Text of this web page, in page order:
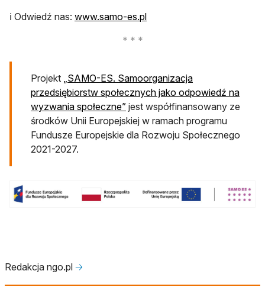
ℹ️ Odwiedź nas: www.samo-es.plotwiera się w nowej karcie
Projekt „SAMO-ES. Samoorganizacja
przedsiębiorstw społecznych jako odpowiedź na
wyzwania społeczne”otwiera się w nowej karcie
jest współfinansowany ze
środków Unii Europejskiej w ramach programu
Fundusze Europejskie dla Rozwoju Społecznego
2021-2027.
Redakcja ngo.pl 🡢